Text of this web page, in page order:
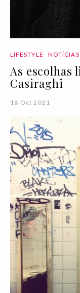
LIFESTYLE NOTÍCIAS
As escolhas
Casiraghi
18 Oct 2021